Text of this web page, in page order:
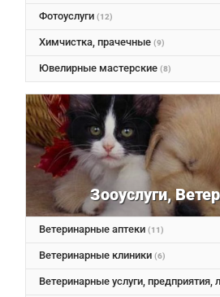
Фотоуслуги (12)
Химчистка, прачечные (9)
Ювелирные мастерские (8)
Зооуслуги,
Ветеринарные аптеки (11)
Ветеринарные клиники (6)
Ветеринарные услуги, предприятия,